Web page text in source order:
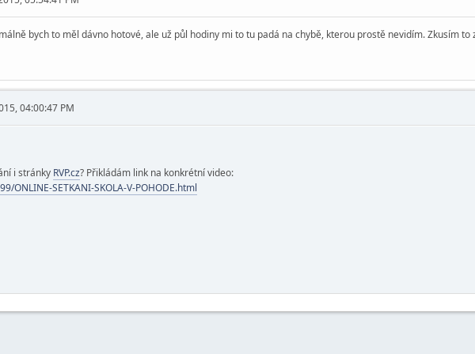
bych to měl dávno hotové, ale už půl hodiny mi to tu padá na chybě, kterou prostě nevidím. Zkusím to
04:00:47 PM
i stránky RVP.cz? Přikládám link na konkrétní video:
ONLINE-SETKANI-SKOLA-V-POHODE.html